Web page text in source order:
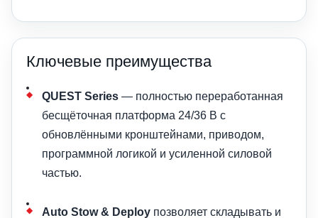
Ключевые преимущества
QUEST Series — полностью переработанная
бесщёточная платформа 24/36 В с
обновлёнными кронштейнами, приводом,
программной логикой и усиленной силовой
частью.
Auto Stow & Deploy позволяет складывать и